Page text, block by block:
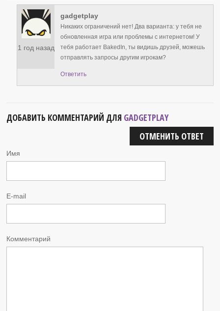
1 год назад
gadgetplay
Никаких ограничений нет! Два варианта: у тебя не
обновленная игра или проблемы с интернетом! У
тебя работает BakedIn, ты видишь друзей, можешь
отправлять запросы другим игрокам?
Ответить
ДОБАВИТЬ КОММЕНТАРИЙ ДЛЯ GADGETPLAY
ОТМЕНИТЬ ОТВЕТ
Имя
E-mail
Комментарий